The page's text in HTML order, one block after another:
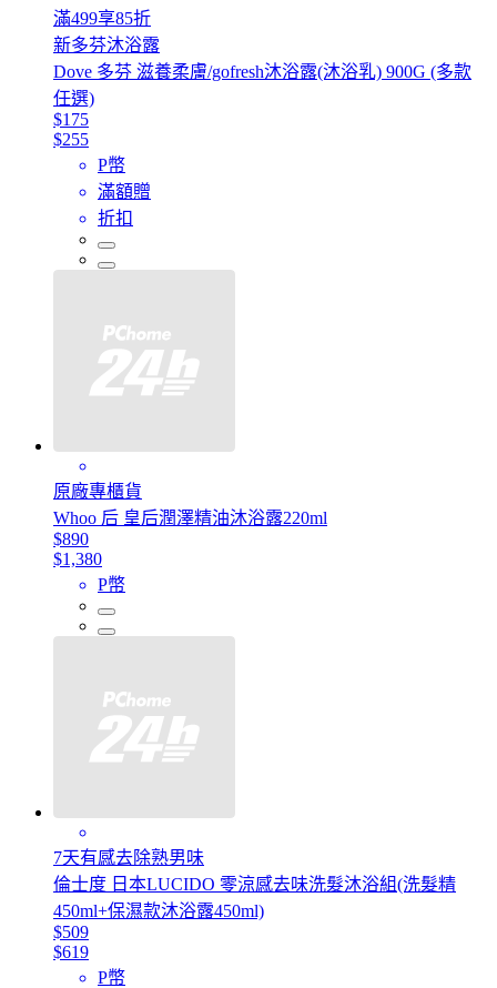
滿499享85折
新多芬沐浴露
Dove 多芬 滋養柔膚/gofresh沐浴露(沐浴乳) 900G (多款
任選)
$175
$255
P幣
滿額贈
折扣
原廠專櫃貨
Whoo 后 皇后潤澤精油沐浴露220ml
$890
$1,380
P幣
7天有感去除熟男味
倫士度 日本LUCIDO 零涼感去味洗髮沐浴組(洗髮精
450ml+保濕款沐浴露450ml)
$509
$619
P幣